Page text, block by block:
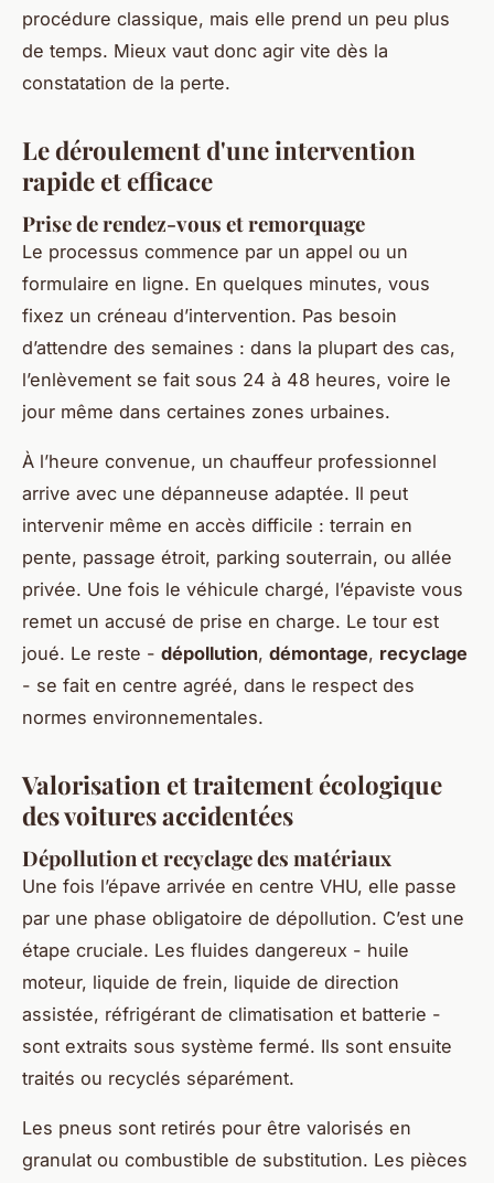
procédure classique, mais elle prend un peu plus
de temps. Mieux vaut donc agir vite dès la
constatation de la perte.
Le déroulement d'une intervention
rapide et efficace
Prise de rendez-vous et remorquage
Le processus commence par un appel ou un
formulaire en ligne. En quelques minutes, vous
fixez un créneau d’intervention. Pas besoin
d’attendre des semaines : dans la plupart des cas,
l’enlèvement se fait sous 24 à 48 heures, voire le
jour même dans certaines zones urbaines.
À l’heure convenue, un chauffeur professionnel
arrive avec une dépanneuse adaptée. Il peut
intervenir même en accès difficile : terrain en
pente, passage étroit, parking souterrain, ou allée
privée. Une fois le véhicule chargé, l’épaviste vous
remet un accusé de prise en charge. Le tour est
joué. Le reste - dépollution, démontage, recyclage
- se fait en centre agréé, dans le respect des
normes environnementales.
Valorisation et traitement écologique
des voitures accidentées
Dépollution et recyclage des matériaux
Une fois l’épave arrivée en centre VHU, elle passe
par une phase obligatoire de dépollution. C’est une
étape cruciale. Les fluides dangereux - huile
moteur, liquide de frein, liquide de direction
assistée, réfrigérant de climatisation et batterie -
sont extraits sous système fermé. Ils sont ensuite
traités ou recyclés séparément.
Les pneus sont retirés pour être valorisés en
granulat ou combustible de substitution. Les pièces